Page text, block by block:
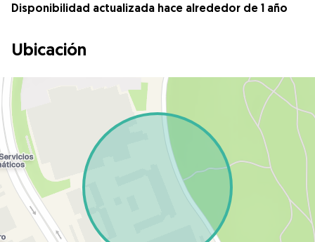
Disponibilidad actualizada hace alrededor de 1 año
Ubicación